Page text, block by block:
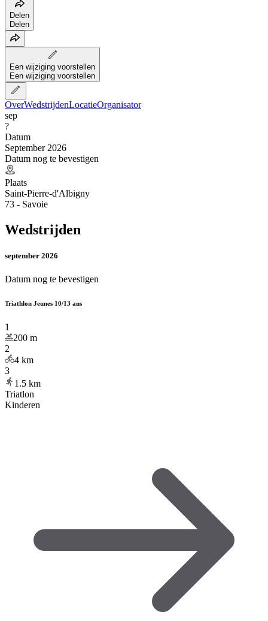
Delen
Delen
Een wijziging voorstellen
Een wijziging voorstellen
OverWedstrijdenLocatieOrganisator
sep
?
Datum
September 2026
Datum nog te bevestigen
Plaats
Saint-Pierre-d'Albigny
73 - Savoie
Wedstrijden
september 2026
Datum nog te bevestigen
Triathlon Jeunes 10/13 ans
1
200 m
2
4 km
3
1.5 km
Triatlon
Kinderen